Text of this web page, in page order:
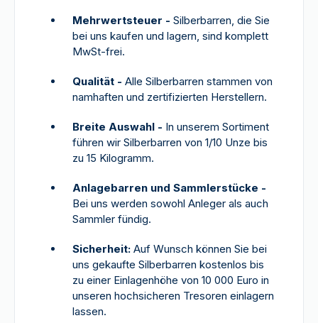
Mehrwertsteuer - Silberbarren, die Sie
bei uns kaufen und lagern, sind komplett
MwSt-frei.
Qualität - Alle Silberbarren stammen von
namhaften und zertifizierten Herstellern.
Breite Auswahl - In unserem Sortiment
führen wir Silberbarren von 1/10 Unze bis
zu 15 Kilogramm.
Anlagebarren und Sammlerstücke -
Bei uns werden sowohl Anleger als auch
Sammler fündig.
Sicherheit: Auf Wunsch können Sie bei
uns gekaufte Silberbarren kostenlos bis
zu einer Einlagenhöhe von 10 000 Euro in
unseren hochsicheren Tresoren einlagern
lassen.